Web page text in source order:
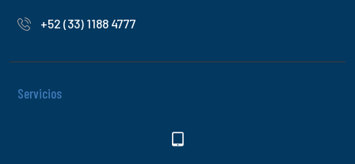
+52 (33) 1188 4777
Servicios